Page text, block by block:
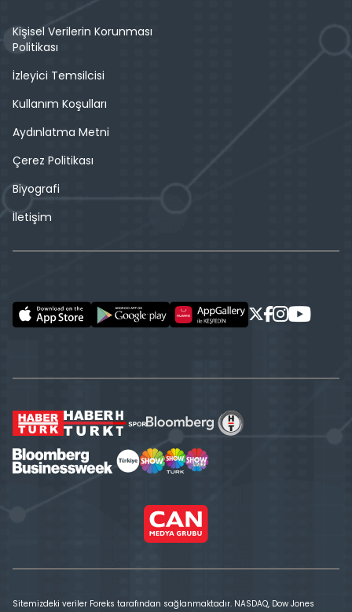
Kişisel Verilerin Korunması
Politikası
İzleyici Temsilcisi
Kullanım Koşulları
Aydınlatma Metni
Çerez Politikası
Biyografi
İletişim
Sitemizdeki veriler Foreks tarafından sağlanmaktadır. NASDAQ, Dow Jones